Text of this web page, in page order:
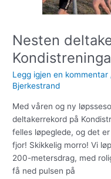
Nesten
Legg igjen en kommentar
Bjerkestrand
Med våren og ny
deltakerrekord på
felles løpeglede, og det
fjor! Skikkelig morro! Vi
200-metersdrag, med
få ned pulsen på